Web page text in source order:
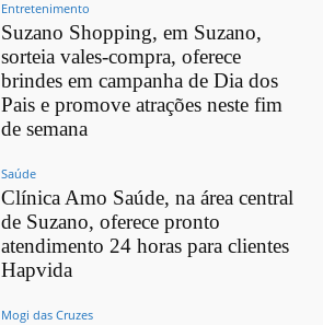
Entretenimento
Suzano Shopping, em Suzano,
sorteia vales-compra, oferece
brindes em campanha de Dia dos
Pais e promove atrações neste fim
de semana
Saúde
Clínica Amo Saúde, na área central
de Suzano, oferece pronto
atendimento 24 horas para clientes
Hapvida
Mogi das Cruzes